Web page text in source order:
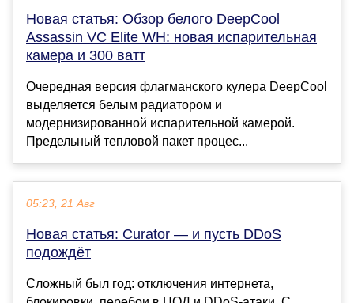
Новая статья: Обзор белого DeepCool
Assassin VC Elite WH: новая испарительная
камера и 300 ватт
Очередная версия флагманского кулера DeepCool
выделяется белым радиатором и
модернизированной испарительной камерой.
Предельный тепловой пакет процес...
05:23, 21 Авг
Новая статья: Curator — и пусть DDoS
подождёт
Сложный был год: отключения интернета,